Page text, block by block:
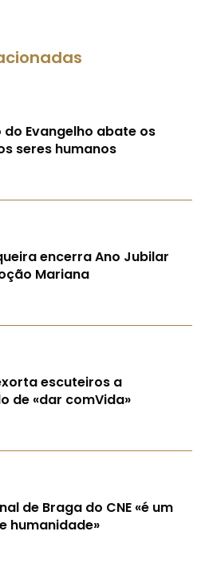
do Evangelho abate os
seres humanos
encerra Ano Jubilar
Mariana
escuteiros a
de «dar comVida»
de Braga do CNE «é um
humanidade»